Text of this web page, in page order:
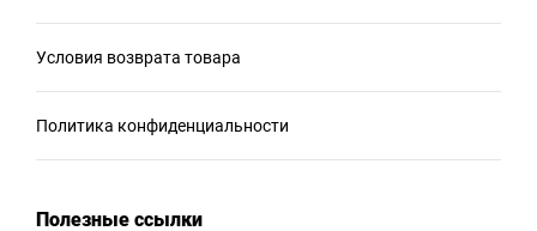
Условия возврата товара
Политика конфиденциальности
Полезные ссылки